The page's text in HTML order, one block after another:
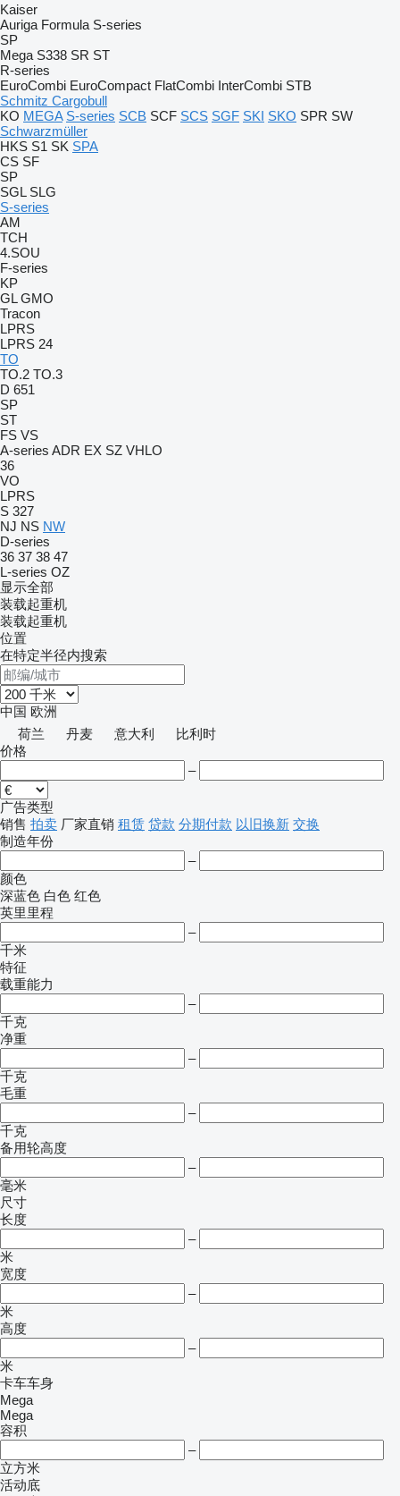
Kaiser
Auriga Formula S-series
SP
Mega S338 SR ST
R-series
EuroCombi EuroCompact FlatCombi InterCombi STB
Schmitz Cargobull
KO MEGA S-series SCB SCF SCS SGF SKI SKO SPR SW
Schwarzmüller
HKS S1 SK SPA
CS SF
SP
SGL SLG
S-series
AM
TCH
4.SOU
F-series
KP
GL GMO
Tracon
LPRS
LPRS 24
TO
TO.2 TO.3
D 651
SP
ST
FS VS
A-series ADR EX SZ VHLO
36
VO
LPRS
S 327
NJ NS NW
D-series
36 37 38 47
L-series OZ
显示全部
装载起重机
装载起重机
位置
在特定半径内搜索
中国 欧洲
荷兰
丹麦 意大利
比利时
价格
–
广告类型
销售 拍卖 厂家直销 租赁 贷款 分期付款 以旧换新 交换
制造年份
–
颜色
深蓝色 白色 红色
英里里程
–
千米
特征
载重能力
–
千克
净重
–
千克
毛重
–
千克
备用轮高度
–
毫米
尺寸
长度
–
米
宽度
–
米
高度
–
米
卡车车身
Mega
Mega
容积
–
立方米
活动底